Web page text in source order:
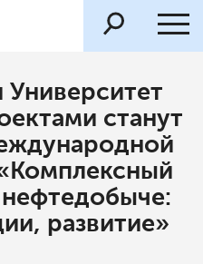
станут
развитие»